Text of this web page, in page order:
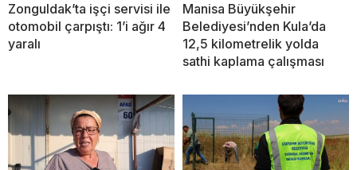
Zonguldak’ta işçi servisi ile
otomobil çarpıştı: 1’i ağır 4
yaralı
Manisa Büyükşehir
Belediyesi’nden Kula’da
12,5 kilometrelik yolda
sathi kaplama çalışması